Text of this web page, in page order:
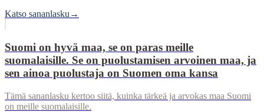
Katso sananlasku →
Suomi on hyvä maa, se on paras meille
suomalaisille. Se on puolustamisen arvoinen maa, ja
sen ainoa puolustaja on Suomen oma kansa
Tämä sananlasku kertoo siitä, kuinka tärkeä ja arvokas maa Suomi
on meille suomalaisille.